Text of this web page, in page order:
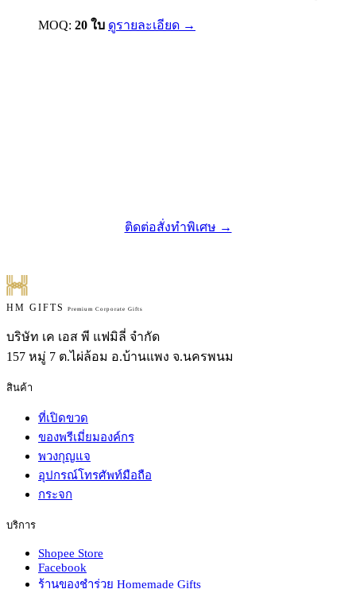
MOQ: 20 ใบ ดูรายละเอียด →
ติดต่อสั่งทำพิเศษ →
HM GIFTS Premium Corporate Gifts
บริษัท เค เอส พี แฟมิลี่ จำกัด
157 หมู่ 7 ต.ไผ่ล้อม อ.บ้านแพง จ.นครพนม
สินค้า
ที่เปิดขวด
ของพรีเมี่ยมองค์กร
พวงกุญแจ
อุปกรณ์โทรศัพท์มือถือ
กระจก
บริการ
Shopee Store
Facebook
ร้านของชำร่วย Homemade Gifts